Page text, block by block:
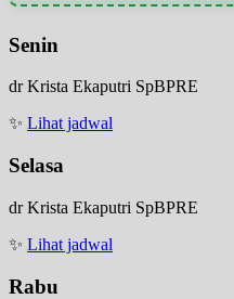
Senin
dr Krista Ekaputri SpBPRE
✨ Lihat jadwal
Selasa
dr Krista Ekaputri SpBPRE
✨ Lihat jadwal
Rabu